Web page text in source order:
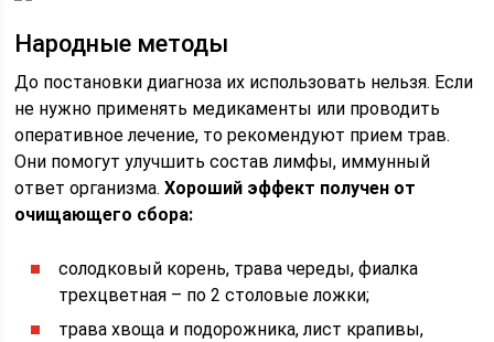
Народные методы
До постановки диагноза их использовать нельзя. Если
не нужно применять медикаменты или проводить
оперативное лечение, то рекомендуют прием трав.
Они помогут улучшить состав лимфы, иммунный
ответ организма.Хороший эффект получен от
очищающего сбора:
солодковый корень, трава череды, фиалка
трехцветная – по 2 столовые ложки;
трава хвоща и подорожника, лист крапивы,